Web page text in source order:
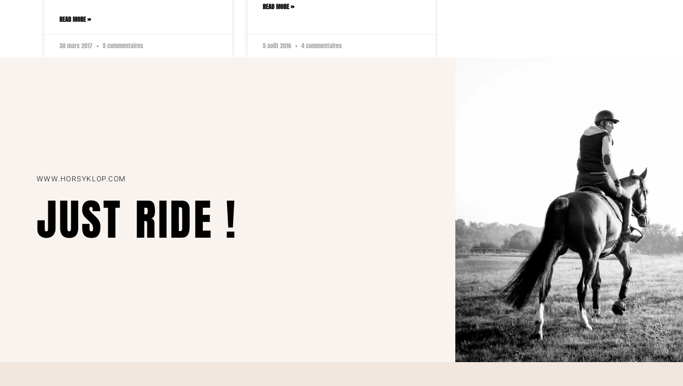
READ MORE »
30 mars 2017 5 commentaires
READ MORE »
5 août 2016 4 commentaires
WWW.HORSYKLOP.COM
JUST RIDE !